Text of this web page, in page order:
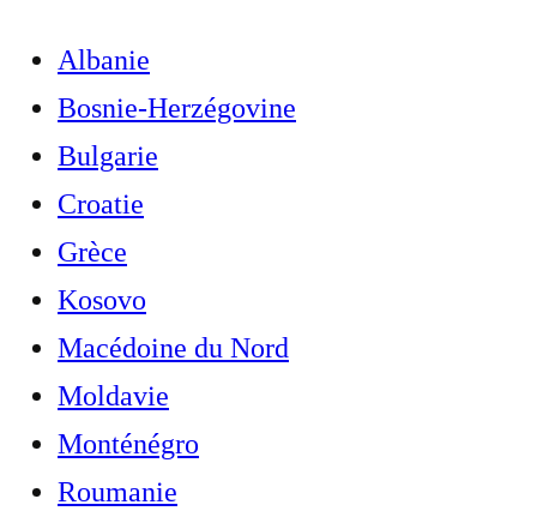
Albanie
Bosnie-Herzégovine
Bulgarie
Croatie
Grèce
Kosovo
Macédoine du Nord
Moldavie
Monténégro
Roumanie